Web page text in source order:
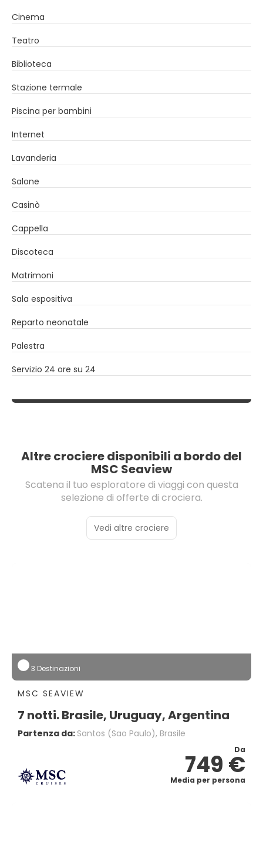
Cinema
Teatro
Biblioteca
Stazione termale
Piscina per bambini
Internet
Lavanderia
Salone
Casinò
Cappella
Discoteca
Matrimoni
Sala espositiva
Reparto neonatale
Palestra
Servizio 24 ore su 24
Altre crociere disponibili a bordo del
MSC Seaview
Scatena il tuo esploratore di viaggi con questa
selezione di offerte di crociera.
Vedi altre crociere
3 Destinazioni
MSC SEAVIEW
7 notti. Brasile, Uruguay, Argentina
Partenza da: Santos (sao Paulo), Brasile
Da
749 €
Media per persona